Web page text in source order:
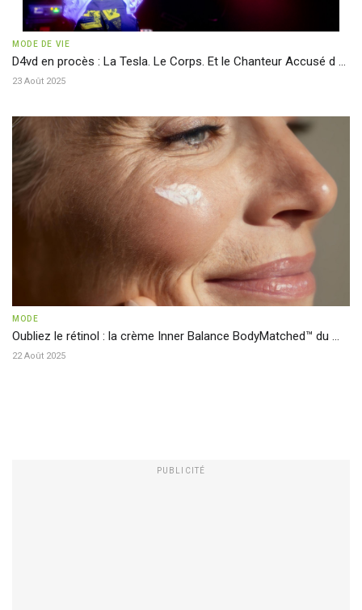
MODE DE VIE
D4vd en procès : La Tesla. Le Corps. Et le Chanteur Accusé d ...
23 Août 2025
MODE
Oubliez le rétinol : la crème Inner Balance BodyMatched™ du ...
22 Août 2025
PUBLICITÉ